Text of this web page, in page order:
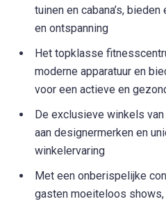
tuinen en cabana’s,
en ontspanning
Het topklasse
moderne apparatuur en
voor een actieve en
De exclusieve winkels
aan designermerken en
winkelervaring
Met een onberispelijke
gasten moeiteloos